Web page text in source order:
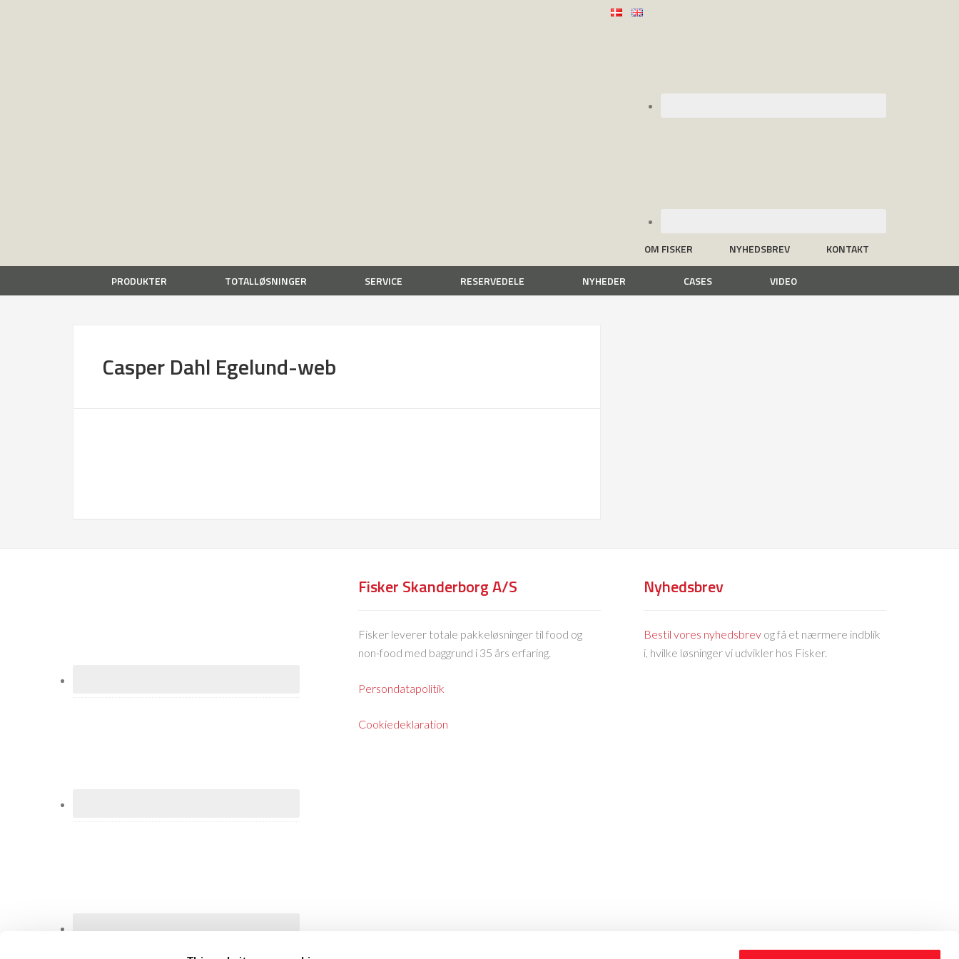
OM FISKER NYHEDSBREV KONTAKT
PRODUKTER TOTALLØSNINGER SERVICE RESERVEDELE NYHEDER CASES VIDEO
Casper Dahl Egelund-web
Fisker Skanderborg A/S
Fisker leverer totale pakkeløsninger til food og
non-food med baggrund i 35 års erfaring.
Persondatapolitik
Cookiedeklaration
Nyhedsbrev
Bestil vores nyhedsbrev og få et nærmere indblik
i, hvilke løsninger vi udvikler hos Fisker.